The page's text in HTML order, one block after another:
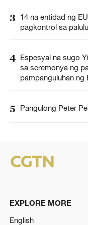
3 14 na entidad ng
pagkontrol sa
4 Espesyal na sugo
sa seremonya ng
pampanguluhan ng
5 Pangulong Peter
EXPLORE MORE
English